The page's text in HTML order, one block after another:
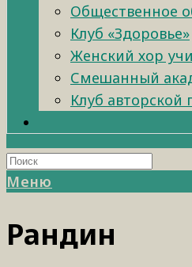
Общественное
Клуб «Здоровье»
Женский хор
Смешанный
Клуб авторской
Меню
Рандин